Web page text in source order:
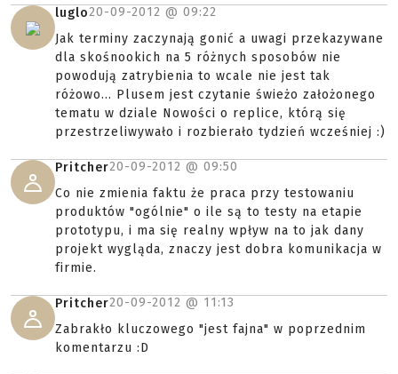
luglo20-09-2012 @ 09:22
Jak terminy zaczynają gonić a uwagi przekazywane
dla skośnookich na 5 różnych sposobów nie
powodują zatrybienia to wcale nie jest tak
różowo... Plusem jest czytanie świeżo założonego
tematu w dziale Nowości o replice, którą się
przestrzeliwywało i rozbierało tydzień wcześniej :)
Pritcher20-09-2012 @ 09:50
Co nie zmienia faktu że praca przy testowaniu
produktów "ogólnie" o ile są to testy na etapie
prototypu, i ma się realny wpływ na to jak dany
projekt wygląda, znaczy jest dobra komunikacja w
firmie.
Pritcher20-09-2012 @ 11:13
Zabrakło kluczowego "jest fajna" w poprzednim
komentarzu :D